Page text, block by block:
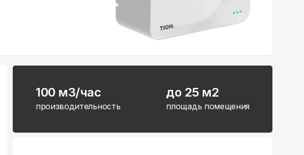
100 м3/час
производительность
до 25 м2
площадь помещения